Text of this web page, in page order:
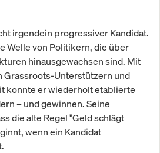
irgendein progressiver Kandidat.
Welle von Politikern, die über
hinausgewachsen sind. Mit
Grassroots-Unterstützern und
konnte er wiederholt etablierte
– und gewinnen. Seine
die alte Regel "Geld schlägt
wenn ein Kandidat